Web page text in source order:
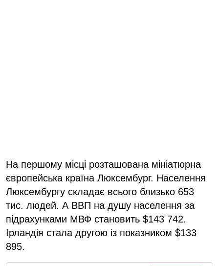
На першому місці розташована мініатюрна
європейська країна Люксембург. Населення
Люксембургу складає всього близько 653
тис. людей. А ВВП на душу населення за
підрахунками МВФ становить $143 742.
Ірландія стала другою із показником $133
895.